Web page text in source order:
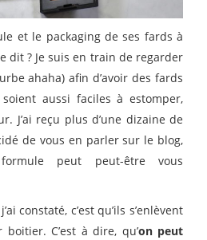
et le packaging de ses fards à
dit ? Je suis en train de regarder
ahaha) afin d’avoir des fards
aussi faciles à estomper,
J’ai reçu plus d’une dizaine de
de vous en parler sur le blog,
peut peut-être vous
constaté, c’est qu’ils s’enlèvent
boitier. C’est à dire, qu’on peut